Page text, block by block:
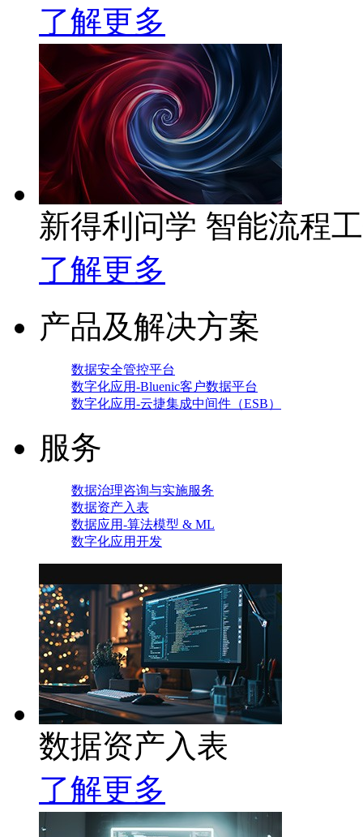
了解更多
新得利问学 智能流程
了解更多
产品及解决方案
数据安全管控平台
数字化应用-Bluenic客户数据平台
数字化应用-云捷集成中间件（ESB）
服务
数据治理咨询与实施服务
数据资产入表
数据应用-算法模型 & ML
数字化应用开发
数据资产入表
了解更多